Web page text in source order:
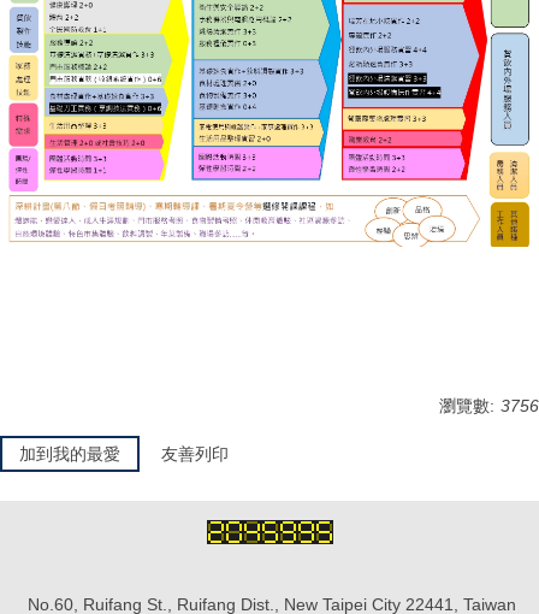
瀏覽數: 3756
加到我的最愛 友善列印
No.60, Ruifang St., Ruifang Dist., New Taipei City 22441, Taiwan